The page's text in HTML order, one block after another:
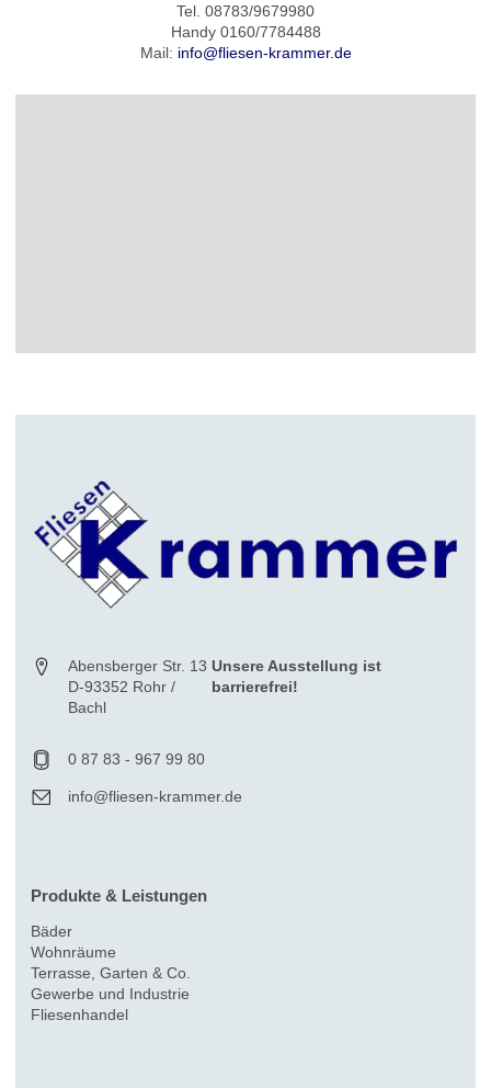
Tel. 08783/9679980
Handy 0160/7784488
Mail: info@fliesen-krammer.de
Abensberger Str. 13
D-93352 Rohr /
Bachl
Unsere Ausstellung ist
barrierefrei!
0 87 83 - 967 99 80
info@fliesen-krammer.de
Produkte & Leistungen
Bäder
Wohnräume
Terrasse, Garten & Co.
Gewerbe und Industrie
Fliesenhandel